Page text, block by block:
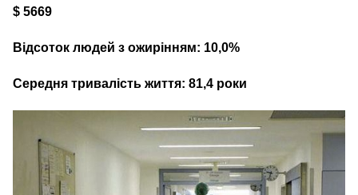
$ 5669
Відсоток людей з ожирінням: 10,0%
Середня тривалість життя: 81,4 роки